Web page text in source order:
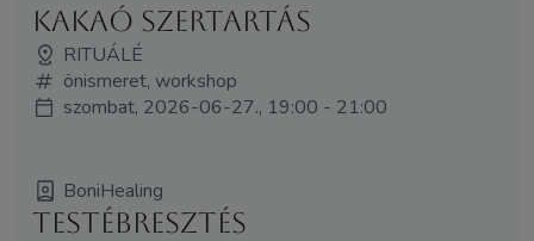
Kakaó Szertartás
RITUÁLÉ
önismeret, workshop
szombat, 2026-06-27., 19:00 - 21:00
BoniHealing
Testébresztés